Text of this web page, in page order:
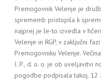
Premogovnik Velenje je
sprememb pristopila k
najprej je le-to izvedla v
Velenje in RGP, v zaključni
Premogovniku Velenje.
I. P., d. o. o. je ob uveljavitvi
pogodbe podpisala takoj, 12